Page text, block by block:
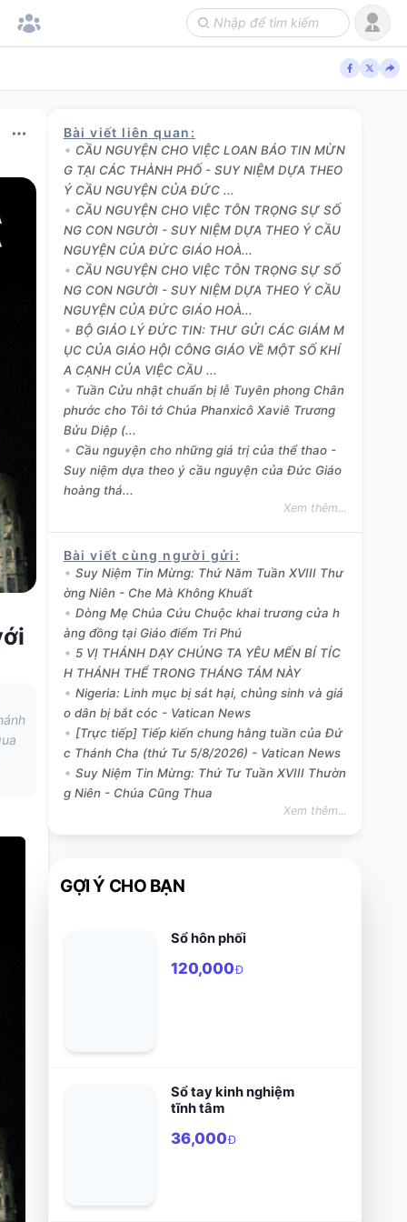
Bài viết liên quan :
CẦU NGUYỆN CHO VIỆC LOAN BÁO TIN MỪN
G TẠI CÁC THÀNH PHỐ - SUY NIỆM DỰA THEO
Ý CẦU NGUYỆN CỦA ĐỨC ...
CẦU NGUYỆN CHO VIỆC TÔN TRỌNG SỰ SỐ
NG CON NGƯỜI - SUY NIỆM DỰA THEO Ý CẦU
NGUYỆN CỦA ĐỨC GIÁO HOÀ...
CẦU NGUYỆN CHO VIỆC TÔN TRỌNG SỰ SỐ
NG CON NGƯỜI - SUY NIỆM DỰA THEO Ý CẦU
NGUYỆN CỦA ĐỨC GIÁO HOÀ...
BỘ GIÁO LÝ ĐỨC TIN: THƯ GỬI CÁC GIÁM M
ỤC CỦA GIÁO HỘI CÔNG GIÁO VỀ MỘT SỐ KHÍ
A CẠNH CỦA VIỆC CẦU ...
Tuần Cửu nhật chuẩn bị lễ Tuyên phong Chân
phước cho Tôi tớ Chúa Phanxicô Xaviê Trương
Bửu Diệp (...
Cầu nguyện cho những giá trị của thể thao -
Suy niệm dựa theo ý cầu nguyện của Đức Giáo
hoàng thá...
Xem thêm...
Bài viết cùng người gửi :
Suy Niệm Tin Mừng: Thứ Năm Tuần XVIII Thư
ờng Niên - Che Mà Không Khuất
Dòng Mẹ Chúa Cứu Chuộc khai trương cửa h
àng đồng tại Giáo điểm Tri Phú
5 VỊ THÁNH DẠY CHÚNG TA YÊU MẾN BÍ TÍC
H THÁNH THỂ TRONG THÁNG TÁM NÀY
Nigeria: Linh mục bị sát hại, chủng sinh và giá
o dân bị bắt cóc - Vatican News
[Trực tiếp] Tiếp kiến chung hằng tuần của Đứ
c Thánh Cha (thứ Tư 5/8/2026) - Vatican News
Suy Niệm Tin Mừng: Thứ Tư Tuần XVIII Thườn
g Niên - Chúa Cũng Thua
Xem thêm...
GỢI Ý CHO BẠN
Sổ hôn phối
120,000Đ
Sổ tay kinh nghiệm
tĩnh tâm
36,000Đ